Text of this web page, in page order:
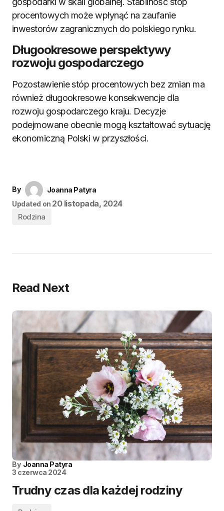
procentowych może wpłynąć na zaufanie
inwestorów zagranicznych do polskiego rynku.
Długookresowe perspektywy
rozwoju gospodarczego
Pozostawienie stóp procentowych bez zmian ma
również długookresowe konsekwencje dla
rozwoju gospodarczego kraju. Decyzje
podejmowane obecnie mogą kształtować sytuację
ekonomiczną Polski w przyszłości.
By
Joanna Patyra
Updated on 20 listopada, 2024
Rodzina
Read Next
By Joanna Patyra
3 czerwca 2024
Trudny czas dla każdej rodziny